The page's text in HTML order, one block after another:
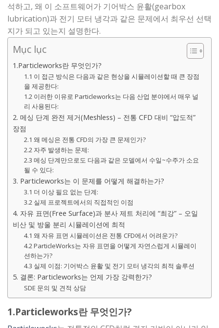
석하고, 왜 이 소프트웨어가 기어박스 윤활(gearbox
lubrication)과 전기 모터 냉각과 같은 문제에서 최우선 선택
지가 되고 있는지 설명한다.
Mục lục
1.Particleworks란 무엇인가?
1.1 이 접근 방식은 다음과 같은 현상을 시뮬레이션할 때 큰 장점
을 제공한다:
1.2 이러한 이유로 Particleworks는 다음 산업 분야에서 매우 널
리 사용된다:
2. 메싱 단계 완전 제거(Meshless) – 전통 CFD 대비 “압도적”
장점
2.1 왜 메싱은 전통 CFD의 가장 큰 문제인가?
2.2 자주 발생하는 문제:
2.3 메싱 단계만으로도 다음과 같은 모델에서 수일~수주가 소요
될 수 있다:
3. Particleworks는 이 문제를 어떻게 해결하는가?
3.1 더 이상 필요 없는 단계:
3.2 실제 프로젝트에서의 직접적인 이점
4. 자유 표면(Free Surface)과 분사 제트 처리에 “최강” – 오일
비산 및 방울 분리 시뮬레이션에 최적
4.1 왜 자유 표면 시뮬레이션은 전통 CFD에서 어려운가?
4.2 ParticleWorks는 자유 표면을 어떻게 자연스럽게 시뮬레이
션하는가?
4.3 실제 이점: 기어박스 윤활 및 전기 모터 냉각의 최적 솔루션
5. 결론: Particleworks는 언제 가장 강력한가?
SDE 문의 및 견적 상담
1.Particleworks란 무엇인가?